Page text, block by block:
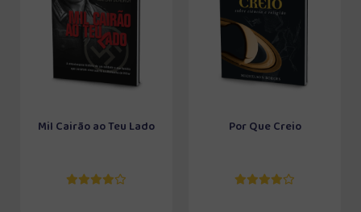
Mil Cairão ao Teu Lado Por Que Creio